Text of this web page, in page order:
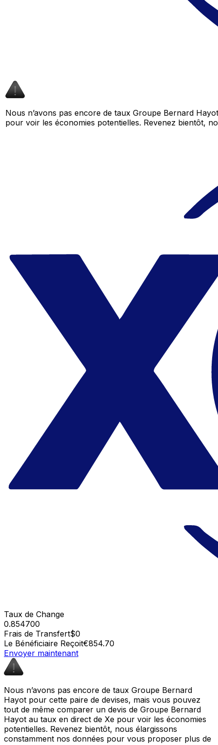
Nous n’avons pas encore de taux Groupe Bernard
pour voir les économies potentielles. Revenez bientôt,
Taux de Change
0.854700
Frais de Transfert$0
Le Bénéficiaire Reçoit€854.70
Envoyer maintenant
Nous n’avons pas encore de taux Groupe Bernard
Hayot pour cette paire de devises, mais vous pouvez
tout de même comparer un devis de Groupe Bernard
Hayot au taux en direct de Xe pour voir les économies
potentielles. Revenez bientôt, nous élargissons
constamment nos données pour vous proposer plus de